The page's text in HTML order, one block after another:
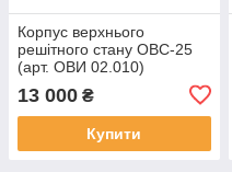
Корпус верхнього
решітного стану ОВС-25
(арт. ОВИ 02.010)
13 000 ₴
Купити